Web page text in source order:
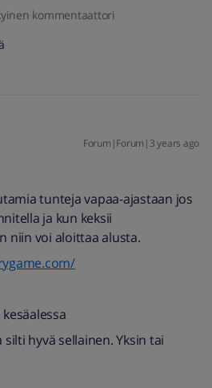
kommentaattori
Forum|Forum|3 years ago
tunteja vapaa-ajastaan jos
ja kun keksii
niin voi aloittaa alusta.
hyvä sellainen. Yksin tai